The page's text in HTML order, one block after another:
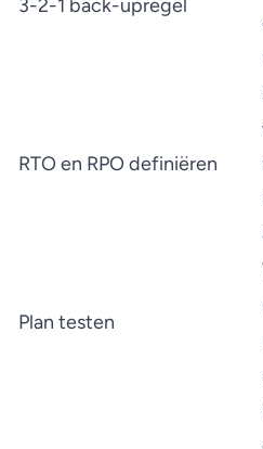
3-2-1 back-upregel
RTO en RPO definiëren
Plan testen